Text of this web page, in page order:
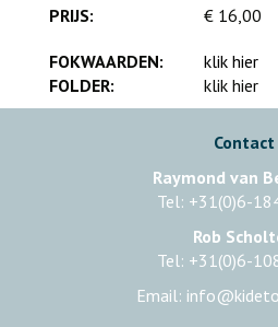
PRIJS: € 16,00
FOKWAARDEN:
klik hier
FOLDER:
klik hier
Contact
Raymond van
Tel: +31(0)6-
Rob
Tel: +31(0)6-
Email: